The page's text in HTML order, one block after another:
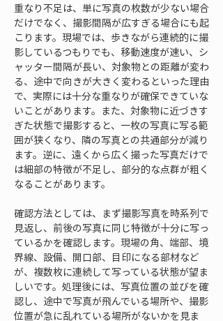
重なり不足は、単に写真の枚数が少ない場合
だけでなく、撮影間隔が広すぎる場合にも起
こります。現場では、歩きながら連続的に撮
影しているつもりでも、移動速度が速い、シ
ャッター間隔が長い、対象物との距離が変わ
る、途中で向きが大きく変わるといった理由
で、実際には十分な重なりが確保できていな
いことがあります。また、対象物に近づきす
ぎた状態で撮影すると、一枚の写真に写る範
囲が狭くなり、隣の写真との共通部分が減り
ます。逆に、遠くから広く撮った写真だけで
は細部の特徴が不足し、部分的な点群が粗く
なることがあります。
確認方法としては、まず撮影写真を時系列で
見返し、前後の写真に同じ特徴が十分に写っ
ているかを確認します。現場の角、端部、境
界線、設備、開口部、目印になる部材など
が、複数枚に連続して写っている状態が望ま
しいです。処理後には、写真位置の並びを確
認し、途中で写真が飛んでいる場所や、撮影
位置が急に乱れている場所がないかを見ま